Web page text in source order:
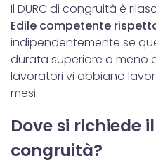
Il DURC di congruità è
Edile competente
indipendentemente se
durata superiore o meno
lavoratori vi abbiano
mesi.
Dove si richiede
congruità?